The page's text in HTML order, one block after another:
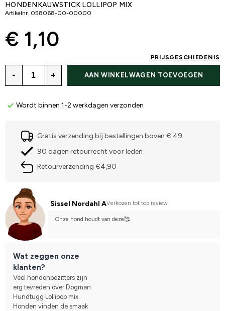
HONDENKAUWSTICK LOLLIPOP MIX
Artikelnr. 058068-00-00000
€ 1,10
PRIJSGESCHIEDENIS
- + AAN WINKELWAGEN TOEVOEGEN
Wordt binnen 1-2 werkdagen verzonden
Gratis verzending bij bestellingen boven € 49
90 dagen retourrecht voor leden
Retourverzending €4,90
Sissel Nordahl AVerkozen tot top review
Onze hond houdt van deze🥰
Wat zeggen onze
klanten?
Veel hondenbezitters zijn
erg tevreden over Dogman
Hundtugg Lollipop mix.
Honden vinden de smaak